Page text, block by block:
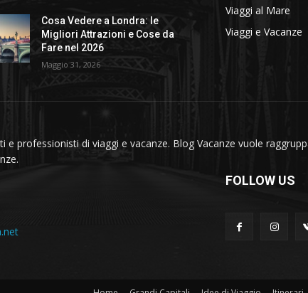
Cosa Vedere a Londra: le
Migliori Attrazioni e Cose da
Fare nel 2026
Maggio 31, 2026
Viaggi al Mare
Viaggi e Vacanze
e professionisti di viaggi e vacanze. Blog Vacanze vuole
FOLLOW US